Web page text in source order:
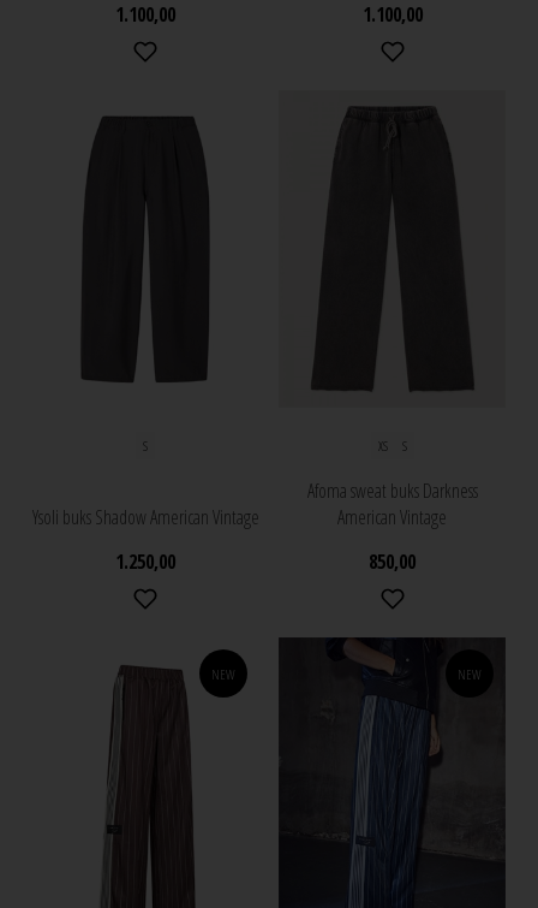
1.100,00
1.100,00
S
Ysoli buks Shadow American Vintage
1.250,00
XS S
Afoma sweat buks Darkness
American Vintage
850,00
NEW NEW